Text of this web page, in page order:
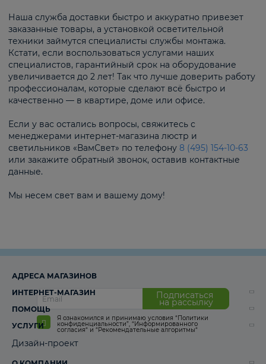
Наша служба доставки быстро и аккуратно привезет
заказанные товары, а установкой осветительной
техники займутся специалисты службы монтажа.
Кстати, если воспользоваться услугами наших
специалистов, гарантийный срок на оборудование
увеличивается до 2 лет! Так что лучше доверить работу
профессионалам, которые сделают всё быстро и
качественно — в квартире, доме или офисе.
Если у вас остались вопросы, свяжитесь с
менеджерами интернет-магазина люстр и
светильников «ВамСвет» по телефону 8 (495) 154-10-63
или закажите обратный звонок, оставив контактные
данные.
Мы несем свет вам и вашему дому!
Подписаться
на рассылку
Я ознакомился и принимаю условия “Политики
конфиденциальности”, “Информированного
согласия“ и “Рекомендательные алгоритмы“
АДРЕСА МАГАЗИНОВ
ИНТЕРНЕТ-МАГАЗИН
ПОМОЩЬ
УСЛУГИ
Дизайн-проект